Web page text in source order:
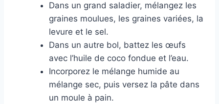
Dans un grand saladier, mélangez les
graines moulues, les graines variées, la
levure et le sel.
Dans un autre bol, battez les œufs
avec l’huile de coco fondue et l’eau.
Incorporez le mélange humide au
mélange sec, puis versez la pâte dans
un moule à pain.